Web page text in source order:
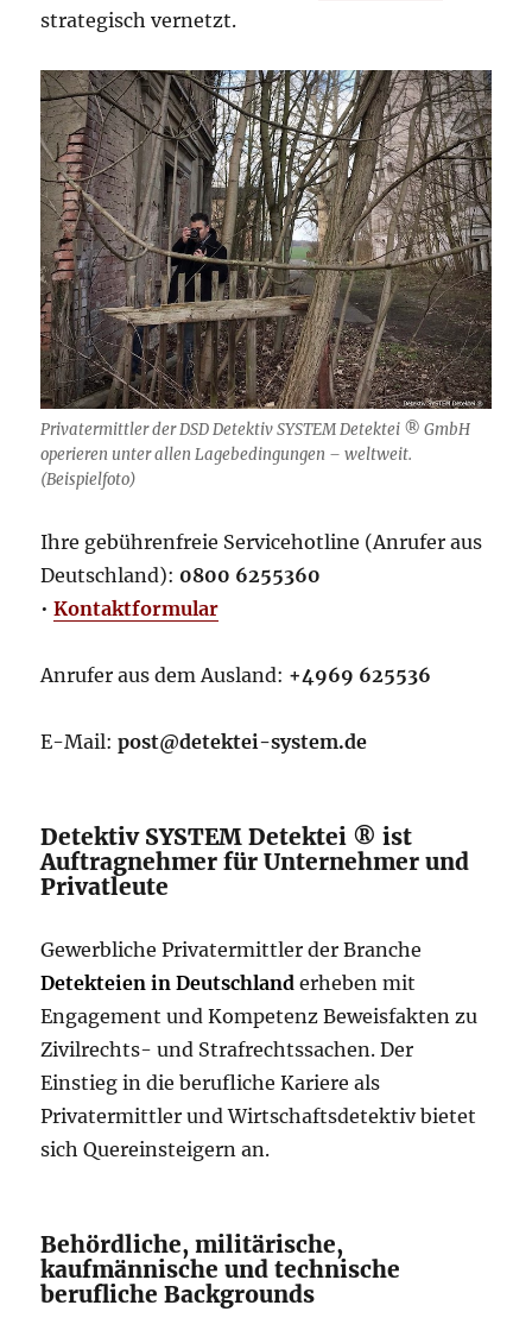
strategisch vernetzt.
Privatermittler der DSD Detektiv SYSTEM Detektei ® GmbH
operieren unter allen Lagebedingungen – weltweit.
(Beispielfoto)
Ihre gebührenfreie Servicehotline (Anrufer aus
Deutschland): 0800 6255360
•Kontaktformular
Anrufer aus dem Ausland: +4969 625536
E-Mail:post@detektei-system.de
Detektiv SYSTEM Detektei ® ist
Auftragnehmer für Unternehmer und
Privatleute
Gewerbliche Privatermittler der Branche
Detekteien in Deutschland erheben mit
Engagement und Kompetenz Beweisfakten zu
Zivilrechts- und Strafrechtssachen. Der
Einstieg in die berufliche Kariere als
Privatermittler und Wirtschaftsdetektiv bietet
sich Quereinsteigern an.
Behördliche, militärische,
kaufmännische und technische
berufliche Backgrounds